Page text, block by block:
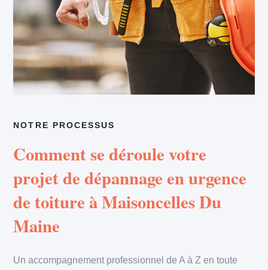
NOTRE PROCESSUS
Comment se déroule votre
projet de dépannage en urgence
de toiture à Maisoncelles Du
Maine
Un accompagnement professionnel de A à Z en toute